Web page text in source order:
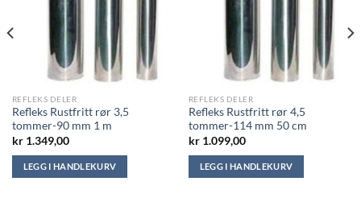
REFLEKS DELER
Refleks Rustfritt rør 3,5
tommer-90 mm 1 m
kr1.349,00
LEGG I HANDLEKURV
REFLEKS DELER
Refleks Rustfritt rør 4,5
tommer-114 mm 50 cm
kr1.099,00
LEGG I HANDLEKURV